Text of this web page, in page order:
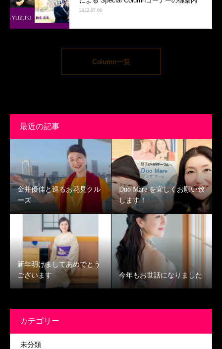
2022.07.06
Column一覧
最近の記事
金井優佳と巡るお花見クル
ーズ
Duo Mare を宜しくお願い致
します！
新年明けましてあめでとう
ございます
今年もお世話になりました
カテゴリー
未分類